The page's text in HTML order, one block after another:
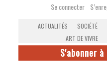
Se connecter
ACTUALITÉS SOCIÉTÉ
ART DE VIVRE
S'abonner